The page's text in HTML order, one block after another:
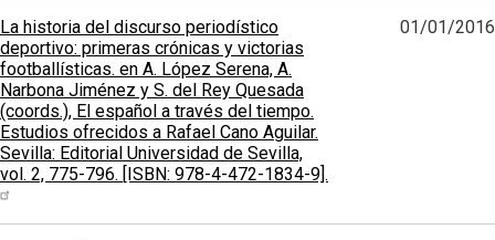
La historia del discurso periodístico
deportivo: primeras crónicas y victorias
footballísticas. en A. López Serena, A.
Narbona Jiménez y S. del Rey Quesada
(coords.), El español a través del tiempo.
Estudios ofrecidos a Rafael Cano Aguilar.
Sevilla: Editorial Universidad de Sevilla,
vol. 2, 775-796. [ISBN: 978-4-472-1834-9].
01/01/2016